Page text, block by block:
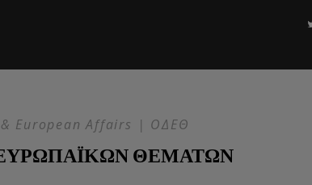
Η EEAS και η Επιχείρηση ASPIDES: Η ΕΕ στην
European Affairs | ΟΔΕΘ
ΘΕΜΑΤΩΝ